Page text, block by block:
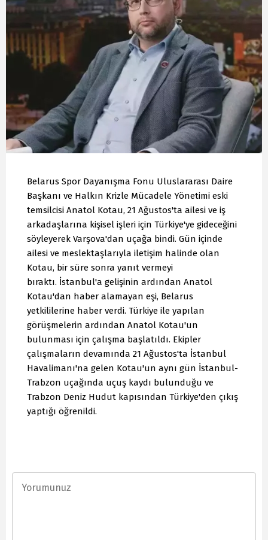
Belarus Spor Dayanışma Fonu Uluslararası Daire
Başkanı ve Halkın Krizle Mücadele Yönetimi eski
temsilcisi Anatol Kotau, 21 Ağustos'ta ailesi ve iş
arkadaşlarına kişisel işleri için Türkiye'ye gideceğini
söyleyerek Varşova'dan uçağa bindi. Gün içinde
ailesi ve meslektaşlarıyla iletişim halinde olan
Kotau, bir süre sonra yanıt vermeyi
bıraktı. İstanbul'a gelişinin ardından Anatol
Kotau'dan haber alamayan eşi, Belarus
yetkililerine haber verdi. Türkiye ile yapılan
görüşmelerin ardından Anatol Kotau'un
bulunması için çalışma başlatıldı. Ekipler
çalışmaların devamında 21 Ağustos'ta İstanbul
Havalimanı'na gelen Kotau'un aynı gün İstanbul-
Trabzon uçağında uçuş kaydı bulunduğu ve
Trabzon Deniz Hudut kapısından Türkiye'den çıkış
yaptığı öğrenildi.